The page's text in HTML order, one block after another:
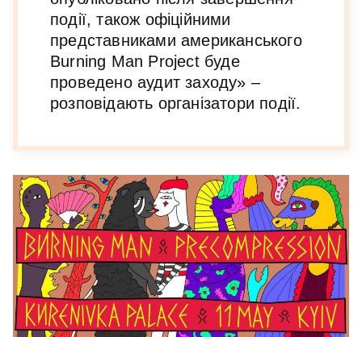
події, також офіційними
представниками американського
Burning Man Project буде
проведено аудит заходу» –
розповідають організатори події.